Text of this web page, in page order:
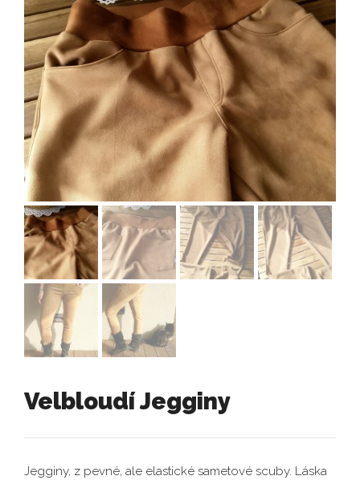
Velbloudí Jegginy
Jegginy, z pevné, ale elastické sametové scuby. Láska